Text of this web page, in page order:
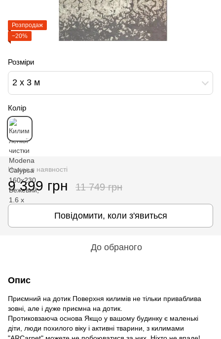
Розпродаж
−20%
Розміри
2 x 3 м
Колір
Немає в наявності
9 399 грн 11 749 грн
Повідомити, коли з'явиться
До обраного
Опис
Приємний на дотик Поверхня килимів не тільки приваблива
зовні, але і дуже приємна на дотик.
Протиковзаюча основа Якщо у вашому будинку є маленькі
діти, люди похилого віку і активні тварини, з килимами